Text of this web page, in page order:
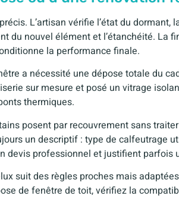
L’artisan vérifie l’état du dormant,
du nouvel élément et l’étanchéité. La
la performance finale.
a nécessité une dépose totale du
sur mesure et posé un vitrage
thermiques.
posent par recouvrement sans
un descriptif : type de calfeutrage
devis professionnel et justifient parfois
suit des règles proches mais
de fenêtre de toit, vérifiez la